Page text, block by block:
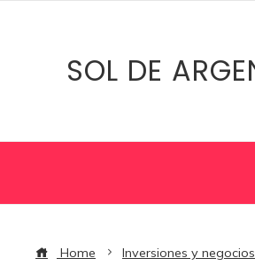
SOL DE
Home
Inversiones y negocios